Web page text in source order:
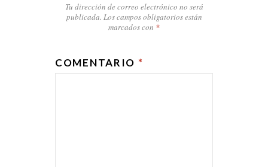
Tu dirección de correo electrónico no será
publicada. Los campos obligatorios están
marcados con *
COMENTARIO *